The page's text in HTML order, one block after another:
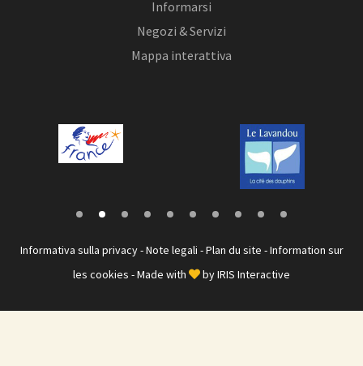
Informarsi
Negozi & Servizi
Mappa interattiva
Informativa sulla privacy-Note legali -Plan du site -Information sur
les cookies - Made with byIRIS Interactive